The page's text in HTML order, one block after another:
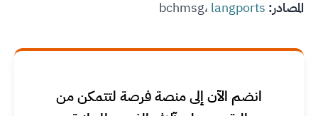
المصادر:
bchmsg، langports
انضم الآن إلى منصة فرصة لتتمكن من